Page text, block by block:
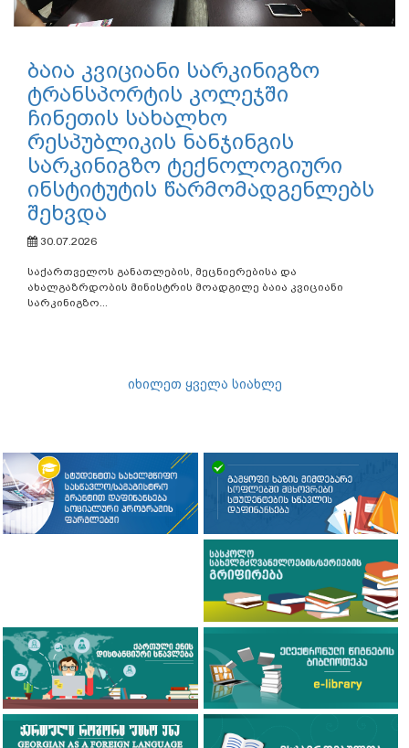
ბაია კვიციანი სარკინიგზო
ტრანსპორტის კოლეჯში
ჩინეთის სახალხო
რესპუბლიკის ნანჯინგის
სარკინიგზო ტექნოლოგიური
ინსტიტუტის წარმომადგენლებს
შეხვდა
30.07.2026
საქართველოს განათლების, მეცნიერებისა და
ახალგაზრდობის მინისტრის მოადგილე ბაია კვიციანი
სარკინიგზო...
იხილეთ ყველა სიახლე